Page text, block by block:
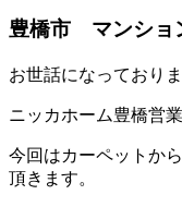
豊橋市 マンショ
お世話になっておりま
ニッカホーム豊橋営業
今回はカーペットか
頂きます。